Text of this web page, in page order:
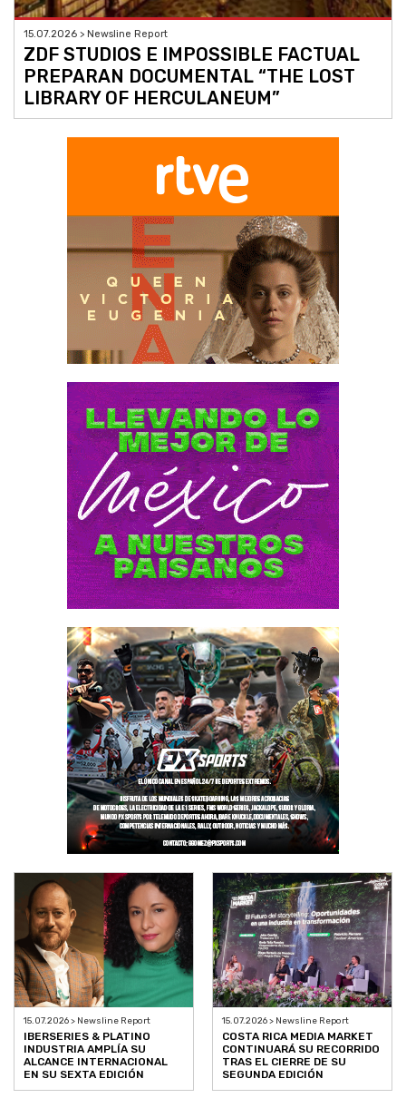
15.07.2026 > Newsline Report
ZDF STUDIOS E IMPOSSIBLE FACTUAL
PREPARAN DOCUMENTAL “THE LOST
LIBRARY OF HERCULANEUM”
15.07.2026 > Newsline Report
IBERSERIES & PLATINO
INDUSTRIA AMPLÍA SU
ALCANCE INTERNACIONAL
EN SU SEXTA EDICIÓN
15.07.2026 > Newsline Report
COSTA RICA MEDIA MARKET
CONTINUARÁ SU RECORRIDO
TRAS EL CIERRE DE SU
SEGUNDA EDICIÓN